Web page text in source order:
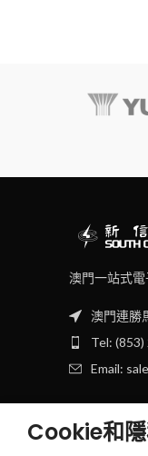
澳門一站式
澳門連勝
Tel:
Email:
Cookie和